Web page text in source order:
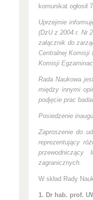
komunikat
Uprzejmie
(DzU z 2004 r. Nr
załącznik do
Centralnej Komisji
Komisji
Rada Naukowa
między innymi
podjęcie prac
Posiedzenie
Zaproszenie do
reprezentujący
zagranicznych.
W skład Rady
1. Dr hab. prof.